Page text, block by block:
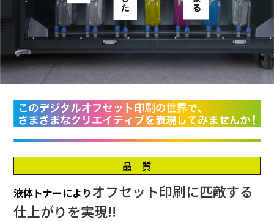
品 質
液体トナーによりオフセット印刷に匹敵する
仕上がりを実現!!